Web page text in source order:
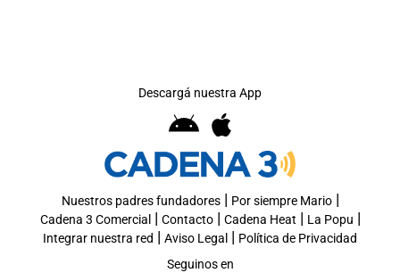
Descargá nuestra App
Nuestros padres fundadores| Por siempre Mario|
Cadena 3 Comercial | Contacto| Cadena Heat | La Popu |
Integrar nuestra red | Aviso Legal | Política de Privacidad
Seguinos en